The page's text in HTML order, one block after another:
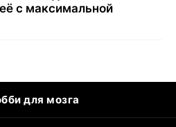
с максимальной
для мозга
в океанариуме